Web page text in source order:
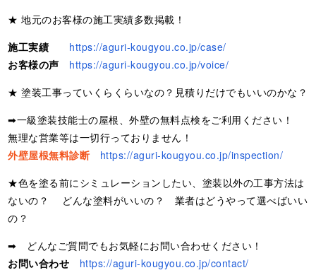
★ 地元のお客様の施工実績多数掲載！
施工実績
https://aguri-kougyou.co.jp/case/
お客様の声
https://aguri-kougyou.co.jp/voice/
★ 塗装工事っていくらくらいなの？見積りだけでもいいのかな？
➡一級塗装技能士の屋根、外壁の無料点検をご利用ください！
無理な営業等は一切行っておりません！
外壁屋根無料診断
https://aguri-kougyou.co.jp/inspection/
★色を塗る前にシミュレーションしたい、塗装以外の工事方法は
ないの？ どんな塗料がいいの？ 業者はどうやって選べばいい
の？
➡ どんなご質問でもお気軽にお問い合わせください！
お問い合わせ
https://aguri-kougyou.co.jp/contact/